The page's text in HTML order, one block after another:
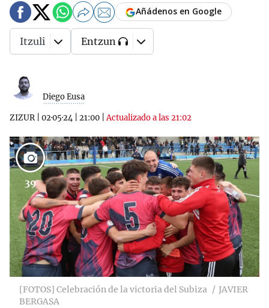
Diego Eusa
ZIZUR| 02·05·24 21:00 |Actualizado a las 21:02
Añádenos en Google
Itzuli Entzun
39
[FOTOS] Celebración de la victoria del Subiza
JAVIER
BERGASA